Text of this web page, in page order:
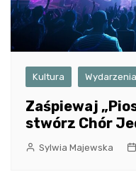
Kultura Wydarzenia
Zaśpiewaj
stwórz Chór
Sylwia Majewska